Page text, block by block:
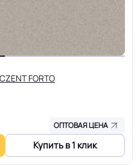
FORTO
ОПТОВАЯ ЦЕНА
Купить в 1 клик